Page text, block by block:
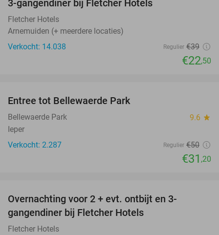
3-gangendiner bij Fletcher Hotels
Fletcher Hotels
Arnemuiden (+ meerdere locaties)
Verkocht: 14.038
Regulier €39
€22,50
Entree tot Bellewaerde Park
Bellewaerde Park 9.6 star
Ieper
Verkocht: 2.287
Regulier €50
€31 ,20
Overnachting voor 2 + evt. ontbijt en 3-
gangendiner bij Fletcher Hotels
Fletcher Hotels